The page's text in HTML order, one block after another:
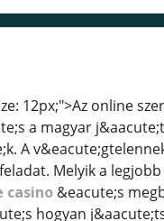
12px;">Az online
a magyar
A
Melyik a
casino&eacute;s
hogyan